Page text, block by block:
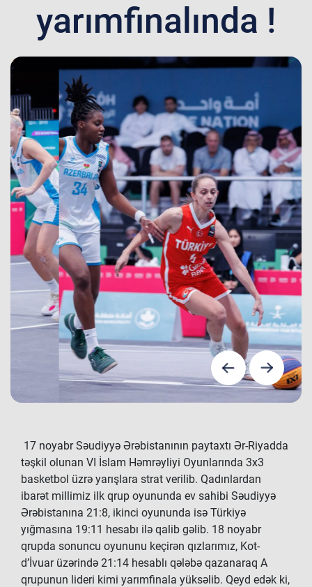
yarımfinalında !
17 noyabr Səudiyyə Ərəbistanının paytaxtı Ər-Riyadda
təşkil olunan VI İslam Həmrəyliyi Oyunlarında 3x3
basketbol üzrə yarışlara strat verilib. Qadınlardan
ibarət millimiz ilk qrup oyununda ev sahibi Səudiyyə
Ərəbistanına 21:8, ikinci oyununda isə Türkiyə
yığmasına 19:11 hesabı ilə qalib gəlib. 18 noyabr
qrupda sonuncu oyununu keçirən qızlarımız, Kot-
d’İvuar üzərində 21:14 hesablı qələbə qazanaraq A
qrupunun lideri kimi yarımfinala yüksəlib. Qeyd edək ki,